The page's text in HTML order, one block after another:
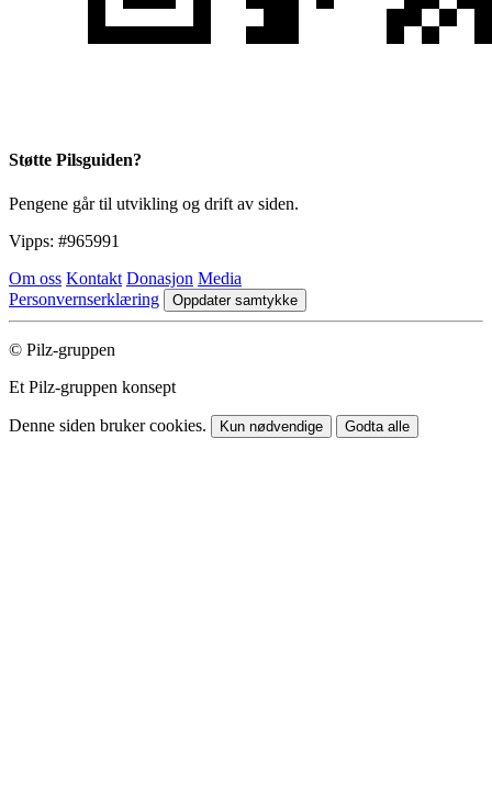
Støtte Pilsguiden?
Pengene går til utvikling og drift av siden.
Vipps: #965991
Om oss Kontakt Donasjon Media
Personvernserklæring
Oppdater samtykke
© Pilz-gruppen
Et Pilz-gruppen konsept
Denne siden bruker cookies. Kun nødvendige Godta alle